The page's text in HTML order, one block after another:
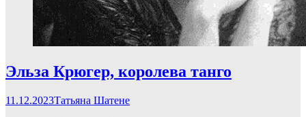
Эльза Крюгер, королева танго
11.12.2023Татьяна Шатене